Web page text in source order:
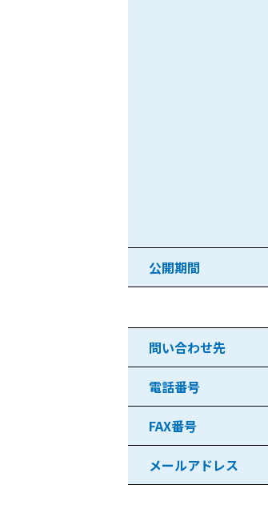
公開期間
問い合わせ先
電話番号
FAX番号
メールアドレス